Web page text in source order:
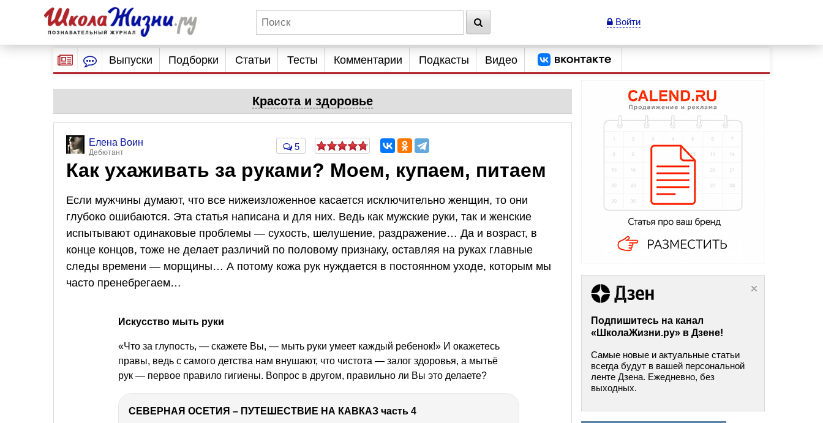
Войти
Выпуски Подборки Статьи Тесты Комментарии Подкасты Видео
Красота и здоровье
Елена Воин
Дебютант
5
Как ухаживать за руками? Моем, купаем, питаем
Если мужчины думают, что все нижеизложенное касается исключительно женщин, то они
глубоко ошибаются. Эта статья написана и для них. Ведь как мужские руки, так и женские
испытывают одинаковые проблемы — сухость, шелушение, раздражение… Да и возраст, в
конце концов, тоже не делает различий по половому признаку, оставляя на руках главные
следы времени — морщины… А потому кожа рук нуждается в постоянном уходе, которым мы
часто пренебрегаем…
Искусство мыть руки
«Что за глупость, — скажете Вы, — мыть руки умеет каждый ребенок!» И окажетесь
правы, ведь с самого детства нам внушают, что чистота — залог здоровья, а мытьё
рук — первое правило гигиены. Вопрос в другом, правильно ли Вы это делаете?
СЕВЕРНАЯ ОСЕТИЯ – ПУТЕШЕСТВИЕ НА КАВКАЗ часть 4
Подпишитесь на канал
«ШколаЖизни.ру» в Дзене!
Самые новые и актуальные статьи
всегда будут в вашей персональной
ленте Дзена. Ежедневно, без
выходных.